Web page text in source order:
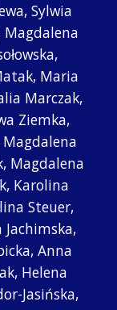
Sylwia
Magdalena
Maria
Marczak,
Ziemka,
Magdalena
Magdalena
Karolina
Steuer,
Anna
Helena
Jasińska,